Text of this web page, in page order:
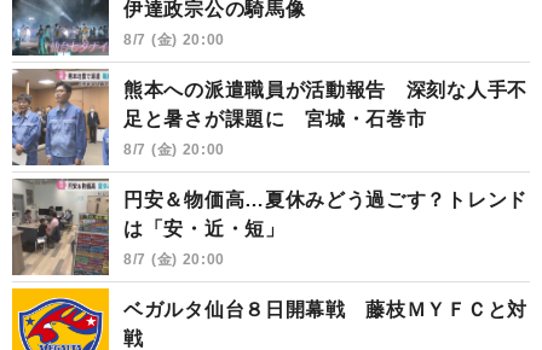
伊達政宗公の騎馬像
8/7 (金) 20:00
熊本への派遣職員が活動報告 深刻な人手不
足と暑さが課題に 宮城・石巻市
8/7 (金) 20:00
円安＆物価高…夏休みどう過ごす？トレンド
は「安・近・短」
8/7 (金) 20:00
ベガルタ仙台８日開幕戦 藤枝ＭＹＦＣと対
戦